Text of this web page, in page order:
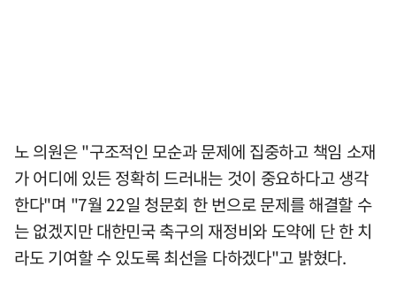
노 의원은 "구조적인 모순과 문제에 집중하고 책임 소재
가 어디에 있든 정확히 드러내는 것이 중요하다고 생각
한다"며 "7월 22일 청문회 한 번으로 문제를 해결할 수
는 없겠지만 대한민국 축구의 재정비와 도약에 단 한 치
라도 기여할 수 있도록 최선을 다하겠다"고 밝혔다.